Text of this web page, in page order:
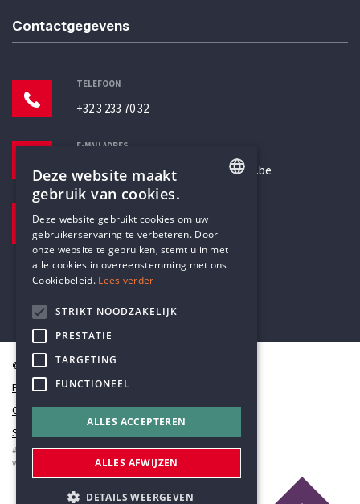
Contactgegevens
TELEFOON
+32 3 233 70 32
E-MAILADRES
secretariaat@humanistischverbond.be
Pottenbrug 4
Antwerpen, 2000
© Humanistisch Verbond 2026
Privacy
Cookiestatement
Sitemap
#codedwithlove byCodelines
webapplicaties
mobiele apps&maatwerk websites
DUTCH
Deze website maakt
gebruik van cookies.
Deze website gebruikt cookies om uw
gebruikerservaring te verbeteren. Door
onze website te gebruiken, stemt u in met
alle cookies in overeenstemming met ons
Cookiebeleid. Lees verder
STRIKT NOODZAKELIJK
PRESTATIE
TARGETING
FUNCTIONEEL
ALLES ACCEPTEREN
ALLES AFWIJZEN
DETAILS WEERGEVEN